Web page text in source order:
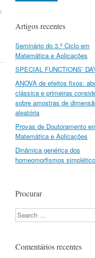
Artigos recentes
Seminário do 3.º Ciclo em
Matemática e Aplicações
SPECIAL FUNCTIONS’
ANOVA de efeitos fixos:
clássica e primeiras
sobre amostras de
aleatória
Provas de Doutoramento
Matemática e Aplicações
Dinâmica genérica dos
homeomorfismos
Procurar
Search
Comentários recentes